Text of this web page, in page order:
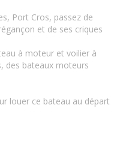
Port Cros, passez de
et de ses criques
à moteur et voilier à
des bateaux moteurs
louer ce bateau au départ